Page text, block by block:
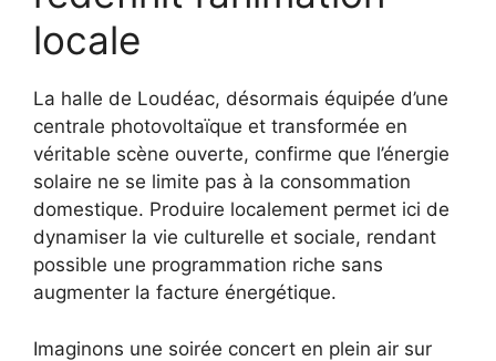
locale
La halle de Loudéac, désormais équipée d’une
centrale photovoltaïque et transformée en
véritable scène ouverte, confirme que l’énergie
solaire ne se limite pas à la consommation
domestique. Produire localement permet ici de
dynamiser la vie culturelle et sociale, rendant
possible une programmation riche sans
augmenter la facture énergétique.
Imaginons une soirée concert en plein air sur